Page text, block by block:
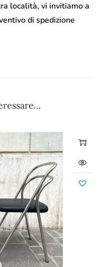
località, vi invitiamo a
di spedizione